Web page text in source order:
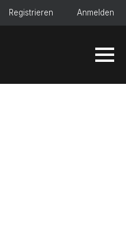
Registrieren Anmelden